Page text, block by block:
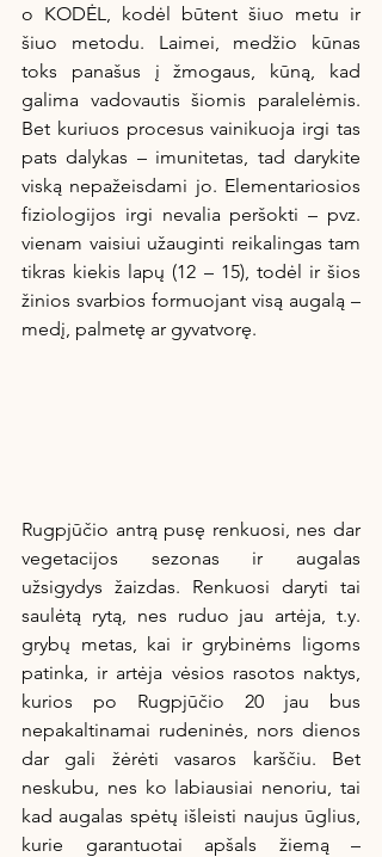
o KODĖL, kodėl būtent šiuo metu ir
šiuo metodu. Laimei, medžio kūnas
toks panašus į žmogaus, kūną, kad
galima vadovautis šiomis paralelėmis.
Bet kuriuos procesus vainikuoja irgi tas
pats dalykas – imunitetas, tad darykite
viską nepažeisdami jo. Elementariosios
fiziologijos irgi nevalia peršokti – pvz.
vienam vaisiui užauginti reikalingas tam
tikras kiekis lapų (12 – 15), todėl ir šios
žinios svarbios formuojant visą augalą –
medį, palmetę ar gyvatvorę.
Rugpjūčio antrą pusę renkuosi, nes dar
vegetacijos sezonas ir augalas
užsigydys žaizdas. Renkuosi daryti tai
saulėtą rytą, nes ruduo jau artėja, t.y.
grybų metas, kai ir grybinėms ligoms
patinka, ir artėja vėsios rasotos naktys,
kurios po Rugpjūčio 20 jau bus
nepakaltinamai rudeninės, nors dienos
dar gali žėrėti vasaros karščiu. Bet
neskubu, nes ko labiausiai nenoriu, tai
kad augalas spėtų išleisti naujus ūglius,
kurie garantuotai apšals žiemą –